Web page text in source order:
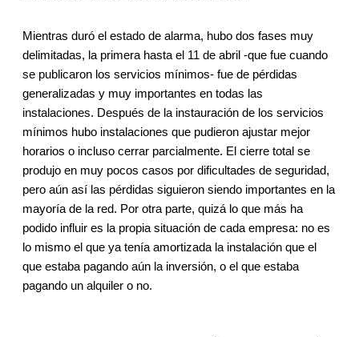
Mientras duró el estado de alarma, hubo dos fases muy
delimitadas, la primera hasta el 11 de abril -que fue cuando
se publicaron los servicios mínimos- fue de pérdidas
generalizadas y muy importantes en todas las
instalaciones. Después de la instauración de los servicios
mínimos hubo instalaciones que pudieron ajustar mejor
horarios o incluso cerrar parcialmente. El cierre total se
produjo en muy pocos casos por dificultades de seguridad,
pero aún así las pérdidas siguieron siendo importantes en la
mayoría de la red. Por otra parte, quizá lo que más ha
podido influir es la propia situación de cada empresa: no es
lo mismo el que ya tenía amortizada la instalación que el
que estaba pagando aún la inversión, o el que estaba
pagando un alquiler o no.